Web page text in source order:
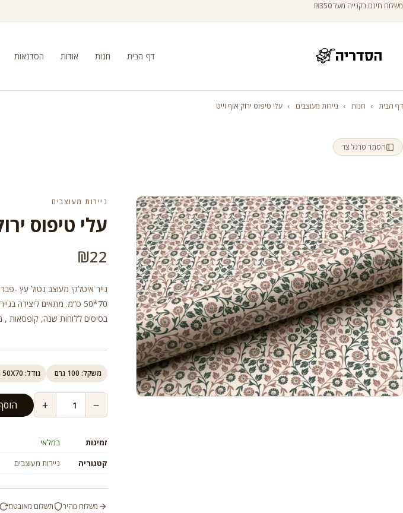
משלוח חינם בקנייה מעל ₪350
דף הבית חנות אודות הסדנאות
דף הבית › חנות › ניירות מעוצבים › עלי טיפוס ירוק אוף וייט
הסתר סרגל צד
ניירות מעוצבים
עלי טיפוס
₪22
70*50 ס”מ. מתאים ליצירה
בסיסים ללוחות שנה, קופסאות ,
משקל: 100 גרם גודל: 50X70 סמ
−
+
זמינות
במלאי
קטגוריה
ניירות מעוצבים
משלוח מהיר תשלום מאובטח